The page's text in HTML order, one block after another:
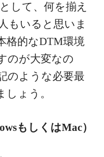
して、何を揃え
もいると思いま
格的なDTM環境
のが大変なの
のような必要最
ょう。
もしくはMac）